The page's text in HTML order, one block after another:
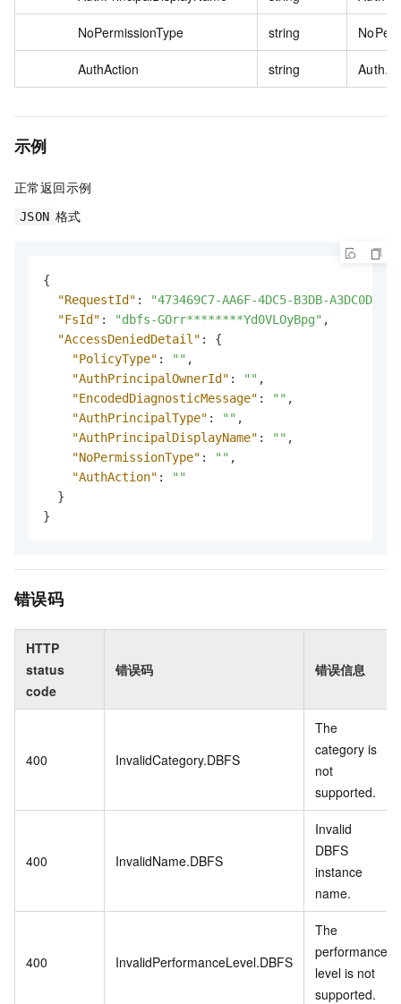
NoPermissionType string
AuthAction string
示例
正常返回示例
JSON 格式
{
"RequestId" :
"473469C7-AA6F-4DC5-B3DB-
"FsId" : "dbfs-GOrr********Yd0VLOyBpg" ,
"AccessDeniedDetail" :
{
"PolicyType" : "" ,
"AuthPrincipalOwnerId" : "" ,
"EncodedDiagnosticMessage" : "" ,
"AuthPrincipalType" : "" ,
"AuthPrincipalDisplayName" : "" ,
"NoPermissionType" : "" ,
"AuthAction" :
""
}
}
错误码
HTTP
status
code
错误码 错误信息
400 InvalidCategory.DBFS
The
category is
not
supported.
400 InvalidName.DBFS
Invalid
DBFS
instance
name.
400 InvalidPerformanceLevel.DBFS
The
performance
level is not
supported.